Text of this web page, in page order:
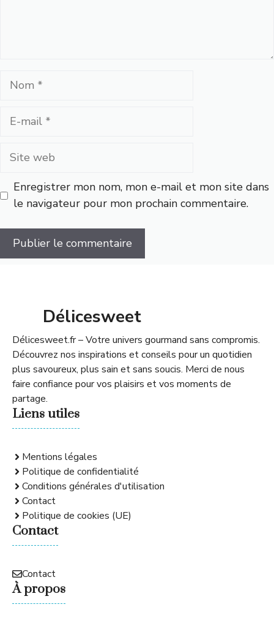
Nom
Site
Enregistrer mon nom, mon e-mail et mon site dans
le navigateur pour mon prochain commentaire.
Délicesweet
Délicesweet.fr – Votre univers gourmand sans compromis.
Découvrez nos inspirations et conseils pour un quotidien
plus savoureux, plus sain et sans soucis. Merci de nous
faire confiance pour vos plaisirs et vos moments de
partage.
Liens utiles
Mentions légales
Politique de confidentialité
Conditions générales d'utilisation
Contact
Politique de cookies (UE)
Contact
Contact
À propos